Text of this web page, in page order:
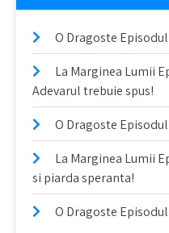
O Dragoste
La Marginea Lumii
Adevarul trebuie spus!
O Dragoste
La Marginea Lumii
si piarda speranta!
O Dragoste